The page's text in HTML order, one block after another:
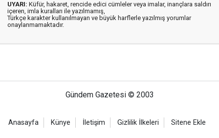
UYARI: Küfür, hakaret, rencide edici cümleler veya imalar, inançlara saldırı
içeren, imla kuralları ile yazılmamış,
Türkçe karakter kullanılmayan ve büyük harflerle yazılmış yorumlar
onaylanmamaktadır.
Gündem Gazetesi © 2003
Anasayfa Künye İletişim Gizlilik İlkeleri Sitene Ekle